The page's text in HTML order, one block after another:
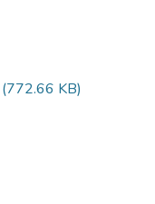
(772.66 KB)